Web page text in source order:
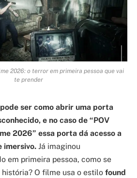
2026: o terror em primeira pessoa que vai
te prender
ser como abrir uma porta
e no caso de “POV
2026” essa porta dá acesso a
imersivo. Já imaginou
em primeira pessoa, como se
O filme usa o estilo found